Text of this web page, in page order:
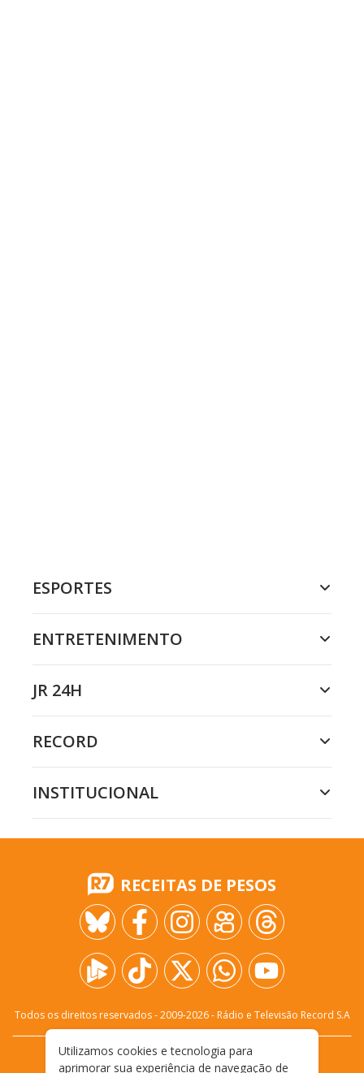
ESPORTES
ENTRETENIMENTO
JR 24H
RECORD
INSTITUCIONAL
RECEITAS DE PESOS
Todos os direitos reservados - 2009-2026- Rádio e Televisão Record S.A
FALE CONOSCO
PRIVACIDADE
Utilizamos cookies e tecnologia para
aprimorar sua experiência de navegação de